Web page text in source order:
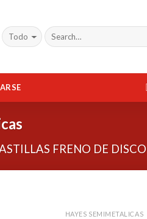
FRENO DE DISCO
HAYES SEMIMETALICAS